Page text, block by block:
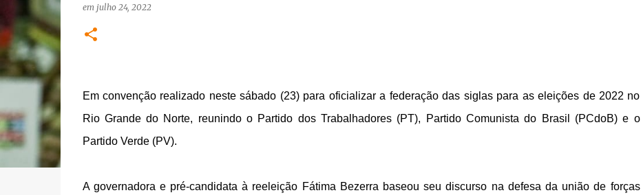
em julho 24, 2022
Em convenção realizado neste sábado (23) para oficializar a federação das siglas para as eleições de 2022 no
Rio Grande do Norte, reunindo o Partido dos Trabalhadores (PT), Partido Comunista do Brasil (PCdoB) e o
Partido Verde (PV).
A governadora e pré-candidata à reeleição Fátima Bezerra baseou seu discurso na defesa da união de forças